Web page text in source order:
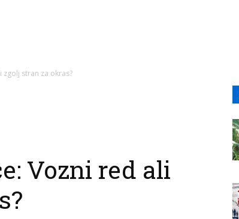
zgolj stran za okras?
Vozni red ali